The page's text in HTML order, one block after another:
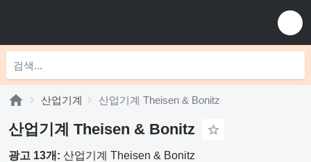
산업기계 산업기계 Theisen & Bonitz
산업기계 Theisen & Bonitz
광고 13개: 산업기계 Theisen & Bonitz